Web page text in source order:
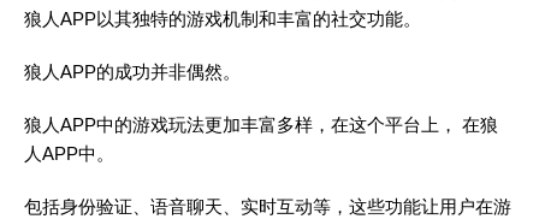
狼人APP以其独特的游戏机制和丰富的社交功能。
狼人APP的成功并非偶然。
狼人APP中的游戏玩法更加丰富多样，在这个平台上， 在狼
人APP中。
包括身份验证、语音聊天、实时互动等，这些功能让用户在游